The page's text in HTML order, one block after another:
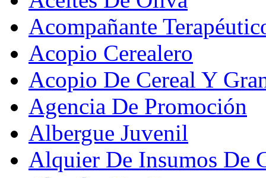
Acompañante
Acopio Cerealero
Acopio De Cereal Y
Agencia De Promoción
Albergue Juvenil
Alquier De Insumos De